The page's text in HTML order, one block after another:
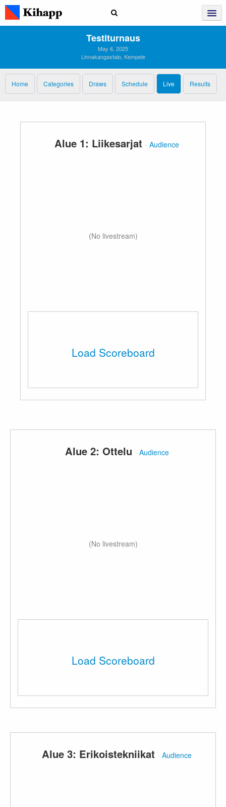
Testiturnaus
May 6, 2025
Linnakangastalo, Kempele
Home Categories Draws Schedule Live Results
Alue 1: Liikesarjat ·Audience
(No livestream)
Load Scoreboard
Alue 2: Ottelu · Audience
(No livestream)
Load Scoreboard
Alue 3: Erikoistekniikat ·Audience